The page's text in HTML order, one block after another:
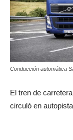
Conducción automática
El tren de
circuló en